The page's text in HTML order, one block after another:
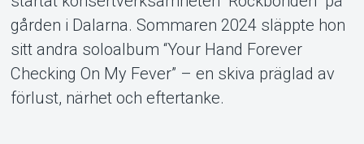
gården i Dalarna. Sommaren 2024 släppte hon
sitt andra soloalbum “Your Hand Forever
Checking On My Fever” – en skiva präglad av
förlust, närhet och eftertanke.